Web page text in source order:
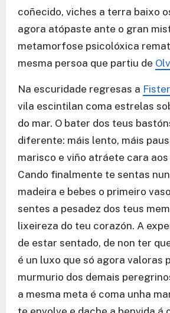
coñecido, viches a terra baixo
agora atópaste ante o gran
metamorfose psicolóxica
mesma persoa que partiu de
Na escuridade regresas a
vila escintilan coma estrelas
do mar. O bater dos teus
diferente: máis lento, máis
marisco e viño atráete cara
Cando finalmente te sentas
madeira e bebes o primeiro
sentes a pesadez dos teus
lixeireza do teu corazón. A
de estar sentado, de non ter
é un luxo que só agora valoras
murmurio dos demais
a mesma meta é coma unha